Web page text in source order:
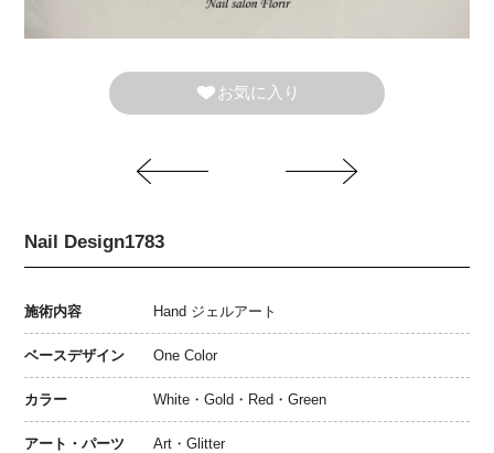
お気に入り
Nail Design1783
施術内容 Hand ジェルアート
ベースデザイン One Color
カラー White・Gold・Red・Green
アート・パーツ Art・Glitter